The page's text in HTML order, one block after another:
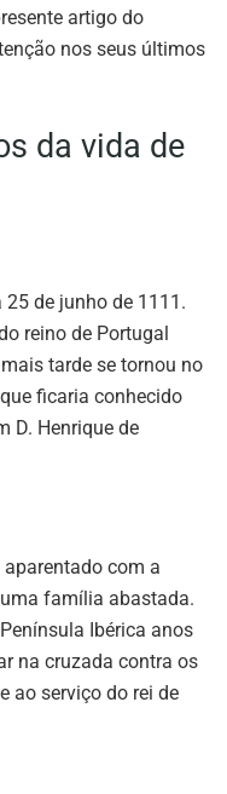
artigo do
nos seus últimos
da vida de
25 de junho de 1111.
reino de Portugal
tarde se tornou no
ficaria conhecido
D. Henrique de
aparentado com a
família abastada.
Ibérica anos
na cruzada contra os
ao serviço do rei de